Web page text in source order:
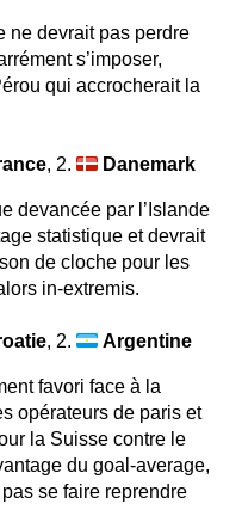
ne devrait pas perdre
s’imposer,
qui accrocherait la
, 2. Danemark
devancée par l’Islande
statistique et devrait
de cloche pour les
in-extremis.
, 2. Argentine
favori face à la
opérateurs de paris et
la Suisse contre le
du goal-average,
se faire reprendre